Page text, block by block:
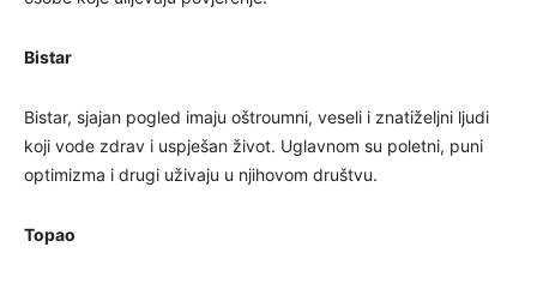
Bistar
Bistar, sjajan pogled imaju oštroumni, veseli i znatiželjni ljudi
koji vode zdrav i uspješan život. Uglavnom su poletni, puni
optimizma i drugi uživaju u njihovom društvu.
Topao